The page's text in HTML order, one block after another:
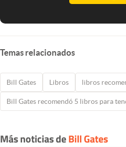
Temas relacionados
Bill Gates Libros libros
Bill Gates recomendó 5 libros para
Más noticias deBill Gates